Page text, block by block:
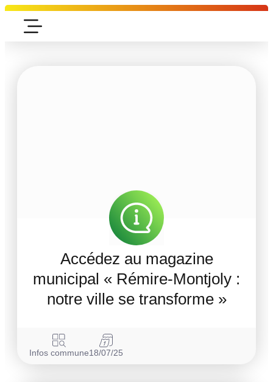
Accédez au magazine
municipal « Rémire-Montjoly :
notre ville se transforme »
Infos commune18/07/25